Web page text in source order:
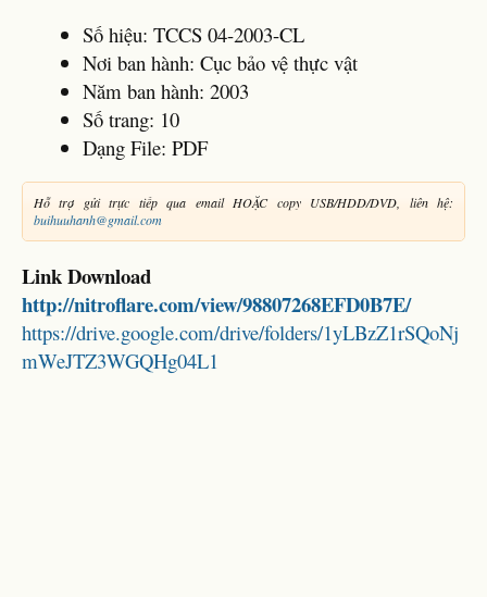
Số hiệu: TCCS 04-2003-CL
Nơi ban hành: Cục bảo vệ thực vật
Năm ban hành: 2003
Số trang: 10
Dạng File: PDF
Hỗ trợ gửi trực tiếp qua email HOẶC copy USB/HDD/DVD, liên hệ:
buihuuhanh@gmail.com
Link Download
http://nitroflare.com/view/98807268EFD0B7E/
https://drive.google.com/drive/folders/1yLBzZ1rSQoNj
mWeJTZ3WGQHg04L1